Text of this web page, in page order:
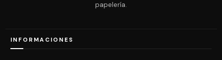
papelería.
INFORMACIONES